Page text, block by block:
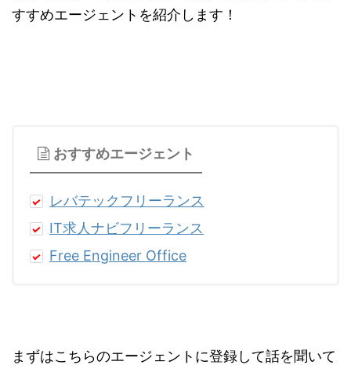
すすめエージェントを紹介します！
おすすめエージェント
レバテックフリーランス
IT求人ナビフリーランス
Free Engineer Office
まずはこちらのエージェントに登録して話を聞いて